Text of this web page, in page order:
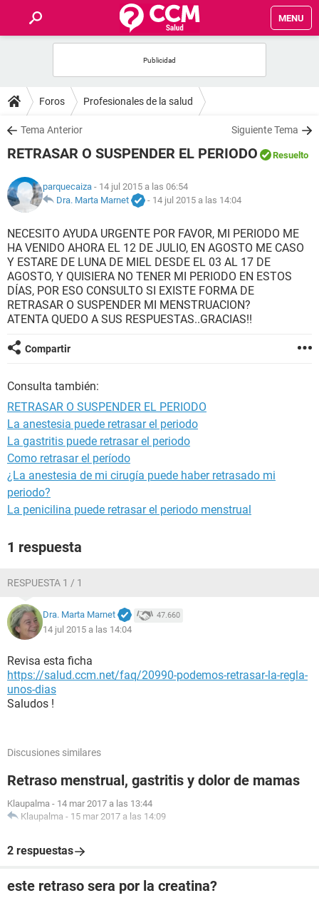
MENU
FOROS
SALUD
NUTRICIÓN
BIENESTAR
SEXUALIDAD
GLOSARIO
Foros Profesionales de la salud
Tema Anterior Siguiente Tema
RETRASAR O SUSPENDER EL PERIODO Resuelto
parquecaiza - 14 jul 2015 a las 06:54
Dra. Marta Marnet
- 14 jul 2015 a las 14:04
NECESITO AYUDA URGENTE POR FAVOR, MI PERIODO ME
HA VENIDO AHORA EL 12 DE JULIO, EN AGOSTO ME CASO
Y ESTARE DE LUNA DE MIEL DESDE EL 03 AL 17 DE
AGOSTO, Y QUISIERA NO TENER MI PERIODO EN ESTOS
DÍAS, POR ESO CONSULTO SI EXISTE FORMA DE
RETRASAR O SUSPENDER MI MENSTRUACION?
ATENTA QUEDO A SUS RESPUESTAS..GRACIAS!!
Compartir
Consulta también:
RETRASAR O SUSPENDER EL PERIODO
La anestesia puede retrasar el periodo
La gastritis puede retrasar el periodo
Como retrasar el período
¿La anestesia de mi cirugía puede haber retrasado mi
periodo?
La penicilina puede retrasar el periodo menstrual
1 respuesta
RESPUESTA 1 / 1
Dra. Marta Marnet 47.660
14 jul 2015 a las 14:04
Revisa esta ficha
https://salud.ccm.net/faq/20990-podemos-retrasar-la-regla-
unos-dias
Saludos !
Discusiones similares
Retraso menstrual, gastritis y dolor de mamas
Klaupalma - 14 mar 2017 a las 13:44
Klaupalma - 15 mar 2017 a las 14:09
2 respuestas
este retraso sera por la creatina?